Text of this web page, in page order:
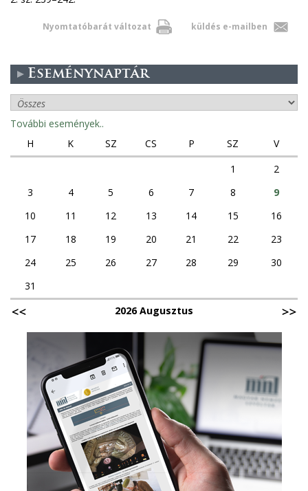
Nyomtatóbarát változat küldés e-mailben
Eseménynaptár
További események..
H
K SZ CS P SZ
V
1
2
3
4 5 6 7 8
9
10
11 12 13 14 15
16
17
18 19 20 21 22
23
24
25 26 27 28 29
30
31
2026 Augusztus